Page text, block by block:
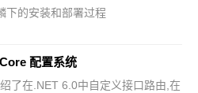
下的安装和部署过程
配置系统
了在.NET 6.0中自定义接口路由,在